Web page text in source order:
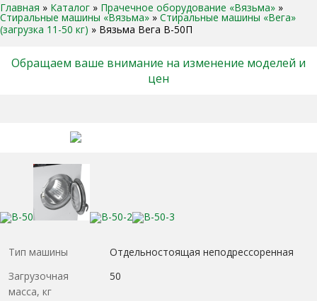
Главная » Каталог » Прачечное оборудование «Вязьма» »
Стиральные машины «Вязьма» » Стиральные машины «Вега»
(загрузка 11-50 кг) » Вязьма Вега В-50П
Обращаем ваше внимание на изменение моделей и
цен
Тип машины
Отдельностоящая неподрессоренная
Загрузочная
масса, кг
50